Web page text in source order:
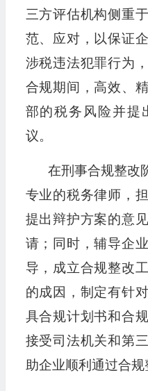
三方评估机构侧重
范、应对，以保证
涉税违法犯罪行为
合规期间，高效、
部的税务风险并提
议。
在刑事合规整改
专业的税务律师，
提出辩护方案的意
请；同时，辅导企
导，成立合规整改
的成因，制定有针
具合规计划书和合
接受司法机关和第
助企业顺利通过合规